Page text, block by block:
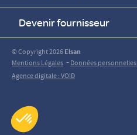
Devenir fournisseur
© Copyright 2026Elsan
Mentions Légales -Données personnelles
Agence digitale : VOID